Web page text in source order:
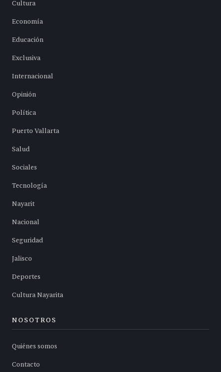
Cultura
Economía
Educación
Exclusiva
Internacional
Opinión
Política
Puerto Vallarta
Salud
Sociales
Tecnología
Nayarit
Nacional
Seguridad
Jalisco
Deportes
Cultura Nayarita
NOSOTROS
Quiénes somos
Contacto